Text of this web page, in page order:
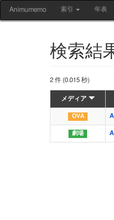
Animumemo 索引 年表
検索結
2 件 (0.015 秒)
メディア